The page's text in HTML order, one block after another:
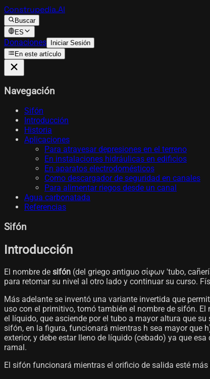
Construpedia.AI
Buscar
ES
Donaciones Iniciar Sesión
En este artículo
Navegación
Sifón
Introducción
Historia
Aplicaciones
Para atravesar depresiones en el terreno
En instalaciones hidráulicas en edificios
En aparatos electrodomésticos
Como descargador de seguridad en canales
Para alimentar riegos desde un canal
Agua carbonatada
Referencias
Sifón
Introducción
El nombre de sifón (del griego antiguo σίφων 'tubo,
para retomar su nivel al otro lado y continuar su curso.
Más adelante se inventó una variante invertida que
uso con el primitivo, tomó también el nombre de sifón.
el líquido, que asciende por el tubo a mayor altura que
sifón, en la figura, funcionará mientras h sea mayor que
exterior, y debe estar lleno de líquido (cebado) ya que
ramal.
El sifón funcionará mientras el orificio de salida esté